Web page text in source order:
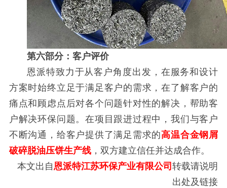
第六部分：客户评价
恩派特致力于从客户角度出发，在服务和设计
方案时始终立足于满足客户的需求，在了解客户的
痛点和顾虑点后对各个问题针对性的解决，帮助客
户解决环保问题。在项目跟进过程中，我们与客户
不断沟通，给客户提供了满足需求的高温合金钢屑
破碎脱油压饼生产线，双方建立信任并达成合作。
本文出自恩派特江苏环保产业有限公司转载请说明
出处及链接